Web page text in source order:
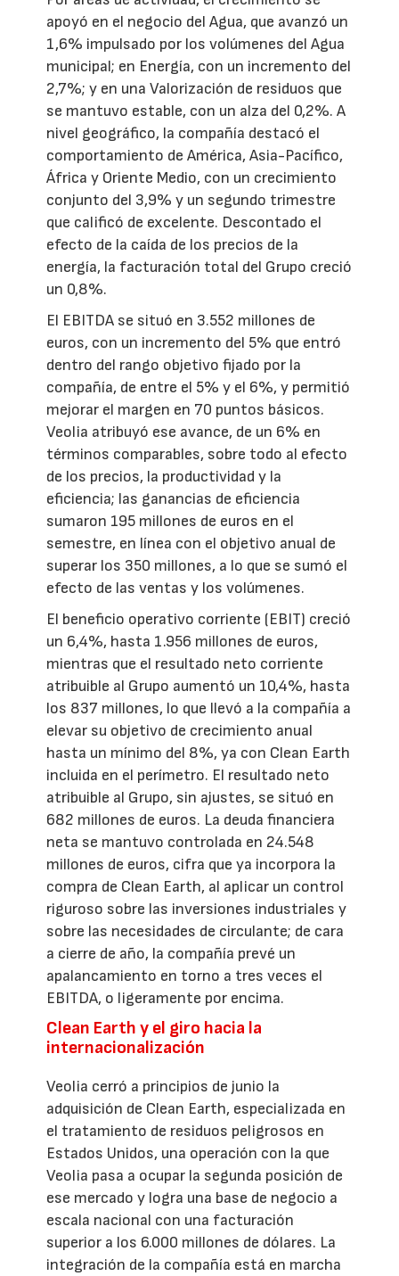
apoyó en el negocio del Agua, que avanzó un
1,6% impulsado por los volúmenes del Agua
municipal; en Energía, con un incremento del
2,7%; y en una Valorización de residuos que
se mantuvo estable, con un alza del 0,2%. A
nivel geográfico, la compañía destacó el
comportamiento de América, Asia-Pacífico,
África y Oriente Medio, con un crecimiento
conjunto del 3,9% y un segundo trimestre
que calificó de excelente. Descontado el
efecto de la caída de los precios de la
energía, la facturación total del Grupo creció
un 0,8%.
El EBITDA se situó en 3.552 millones de
euros, con un incremento del 5% que entró
dentro del rango objetivo fijado por la
compañía, de entre el 5% y el 6%, y permitió
mejorar el margen en 70 puntos básicos.
Veolia atribuyó ese avance, de un 6% en
términos comparables, sobre todo al efecto
de los precios, la productividad y la
eficiencia; las ganancias de eficiencia
sumaron 195 millones de euros en el
semestre, en línea con el objetivo anual de
superar los 350 millones, a lo que se sumó el
efecto de las ventas y los volúmenes.
El beneficio operativo corriente (EBIT) creció
un 6,4%, hasta 1.956 millones de euros,
mientras que el resultado neto corriente
atribuible al Grupo aumentó un 10,4%, hasta
los 837 millones, lo que llevó a la compañía a
elevar su objetivo de crecimiento anual
hasta un mínimo del 8%, ya con Clean Earth
incluida en el perímetro. El resultado neto
atribuible al Grupo, sin ajustes, se situó en
682 millones de euros. La deuda financiera
neta se mantuvo controlada en 24.548
millones de euros, cifra que ya incorpora la
compra de Clean Earth, al aplicar un control
riguroso sobre las inversiones industriales y
sobre las necesidades de circulante; de cara
a cierre de año, la compañía prevé un
apalancamiento en torno a tres veces el
EBITDA, o ligeramente por encima.
Clean Earth y el giro hacia la
internacionalización
Veolia cerró a principios de junio la
adquisición de Clean Earth, especializada en
el tratamiento de residuos peligrosos en
Estados Unidos, una operación con la que
Veolia pasa a ocupar la segunda posición de
ese mercado y logra una base de negocio a
escala nacional con una facturación
superior a los 6.000 millones de dólares. La
integración de la compañía está en marcha